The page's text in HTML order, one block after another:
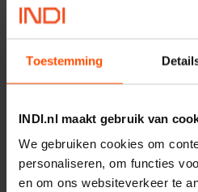
Toestemming
INDI.nl maakt gebruik van
We gebruiken cookies om
personaliseren, om functies
en om ons websiteverkeer te
€ 219,68
Rotator
4mm x